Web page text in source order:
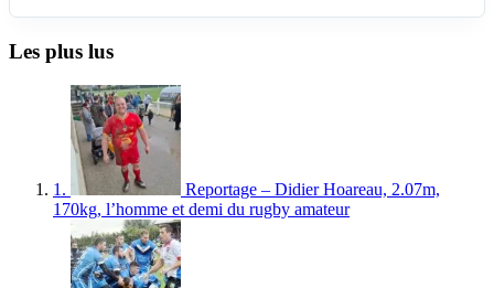
Les plus lus
1.
Reportage – Didier Hoareau, 2.07m,
170kg, l’homme et demi du rugby amateur